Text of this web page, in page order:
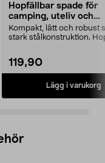
Hopfällbar spade för
camping, uteliv och
nödsituationer
Kompakt, lätt och robust
stark stålkonstruktion.
119,90
Lägg i varukorg